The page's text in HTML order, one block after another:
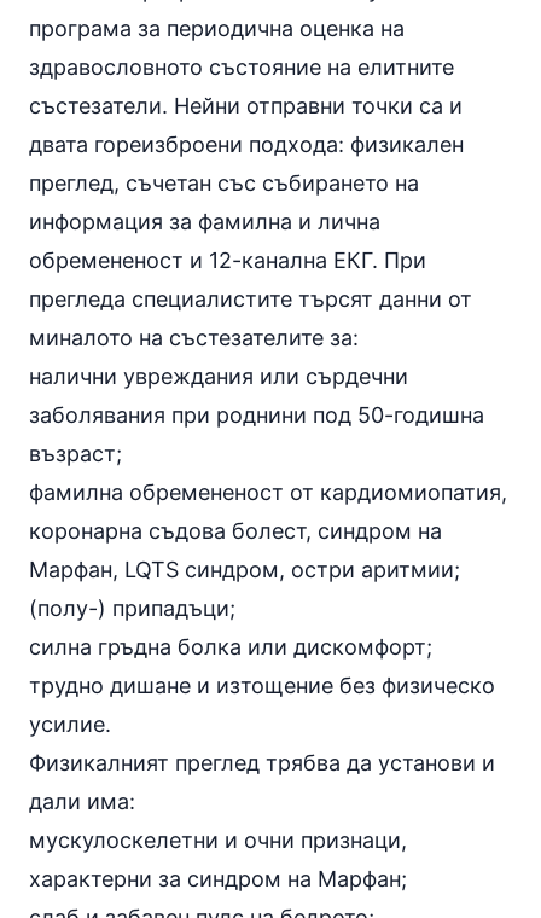
програма за периодична оценка на
здравословното състояние на елитните
състезатели. Нейни отправни точки са и
двата гореизброени подхода: физикален
преглед, съчетан със събирането на
информация за фамилна и лична
обремененост и 12-канална ЕКГ. При
прегледа специалистите търсят данни от
миналото на състезателите за:
налични увреждания или сърдечни
заболявания при роднини под 50-годишна
възраст;
фамилна обремененост от кардиомиопатия,
коронарна съдова болест, синдром на
Марфан, LQTS синдром, остри аритмии;
(полу-) припадъци;
силна гръдна болка или дискомфорт;
трудно дишане и изтощение без физическо
усилие.
Физикалният преглед трябва да установи и
дали има:
мускулоскелетни и очни признаци,
характерни за синдром на Марфан;